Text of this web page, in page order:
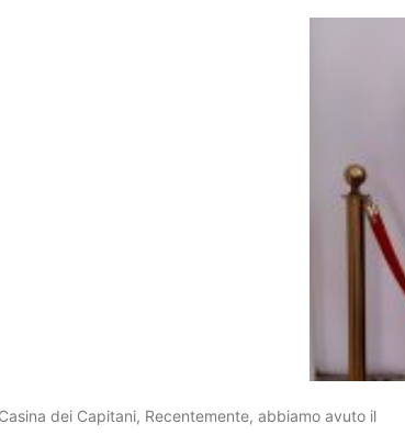
dei Capitani, Recentemente, abbiamo avuto il